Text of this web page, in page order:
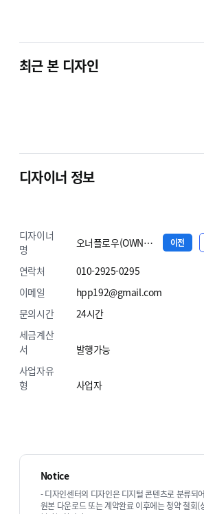
매년 100개 이상의 쇼핑몰이오
15.0년
1,500+
작업/수정 쇼핑몰
4.9
지금 문의하기
최근 본 디자인
디자이너 정보
디자이너
명
오너플로우(OWNERFLOW) 이전
연락처
010-2925-0295
이메일
hpp192@gmail.com
문의시간
24시간
세금계산
서
발행가능
사업자유
형
사업자
Notice
- 디자인센터의 디자인은 디지털 콘텐츠로 분류되
원본 다운로드 또는 계약완료 이후에는 청약 철회(